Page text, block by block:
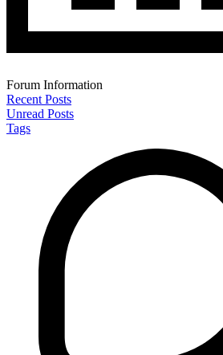
Forum Information
Recent Posts
Unread Posts
Tags